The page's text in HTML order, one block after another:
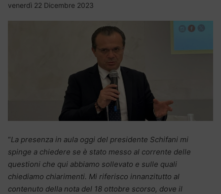
venerdì 22 Dicembre 2023
“La presenza in aula oggi del presidente Schifani mi
spinge a chiedere se è stato messo al corrente delle
questioni che qui abbiamo sollevato e sulle quali
chiediamo chiarimenti. Mi riferisco innanzitutto al
contenuto della nota del 18 ottobre scorso, dove il